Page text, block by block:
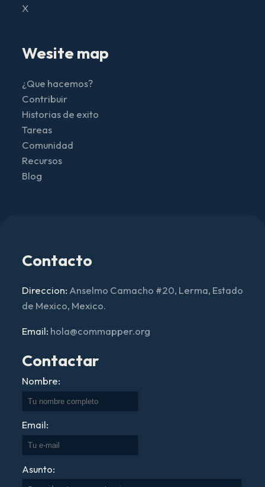
X
Wesite map
¿Que hacemos?
Contribuir
Historias de exito
Tareas
Comunidad
Recursos
Blog
Contacto
Direccion: Anselmo Camacho #20, Lerma, Estado
de Mexico, Mexico.
Email: hola@commapper.org
Contactar
Nombre:
Email:
Asunto: